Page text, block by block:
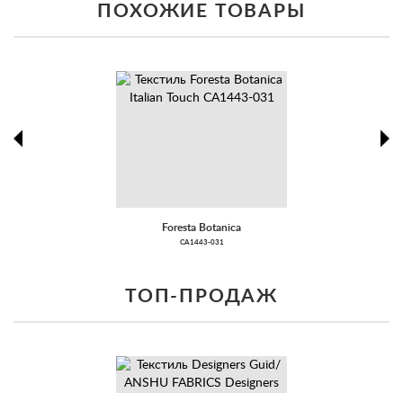
ПОХОЖИЕ ТОВАРЫ
Foresta Botanica
CA1443-031
ТОП-ПРОДАЖ